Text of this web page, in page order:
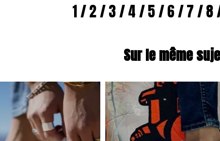
1 2 3 4 5 6 7 8
Sur le même